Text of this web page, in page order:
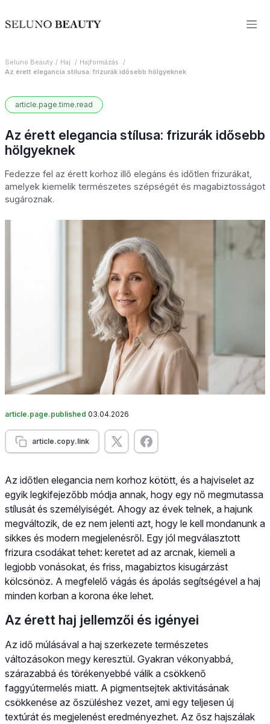
Seluno Beauty Haj
Hajformázás
Az érett elegancia stílusa: frizurák idősebb hölgyeknek
article.page.time.read
Az érett elegancia stílusa: frizurák idősebb
hölgyeknek
Fedezze fel az érett korhoz illő elegáns és időtlen frizurákat,
amelyek kiemelik természetes szépségét és magabiztosságot
sugároznak.
article.page.published 03.04.2026
article.copy.link
Az időtlen elegancia nem korhoz kötött, és a hajviselet az
egyik legkifejezőbb módja annak, hogy egy nő megmutassa
stílusát és személyiségét. Ahogy az évek telnek, a hajunk
megváltozik, de ez nem jelenti azt, hogy le kell mondanunk a
sikkes és modern megjelenésről. Egy jól megválasztott
frizura csodákat tehet: keretet ad az arcnak, kiemeli a
legjobb vonásokat, és friss, magabiztos kisugárzást
kölcsönöz. A megfelelő vágás és ápolás segítségével a haj
minden korban a korona éke lehet.
Az érett haj jellemzői és igényei
Az idő múlásával a haj szerkezete természetes
változásokon megy keresztül. Gyakran vékonyabbá,
szárazabbá és törékenyebbé válik a csökkenő
faggyútermelés miatt. A pigmentsejtek aktivitásának
csökkenése az őszüléshez vezet, ami egy teljesen új
textúrát és megjelenést eredményezhet. Az ősz hajszálak